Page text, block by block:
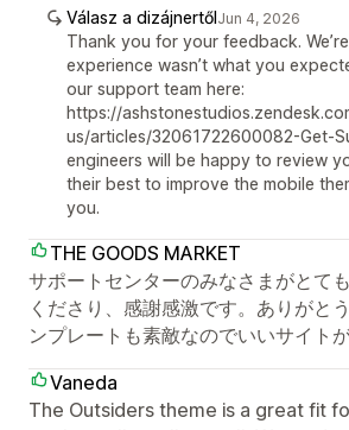
Válasz a dizájnertőlJun 4, 2026
Thank you for your feedback.
experience wasn’t what you
our support team here:
https://
us/articles/32061722600082-Get-
engineers will be happy to review
their best to improve the mobile
you.
THE GOODS MARKET
サポートセンターのみなさまがとて
くださり、感謝感激です。ありがと
ンプレートも素敵なのでいいサイト
Vaneda
The Outsiders theme is a great fit